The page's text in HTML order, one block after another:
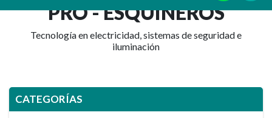
PRO - ESQUINEROS
Tecnología en electricidad, sistemas de seguridad e
iluminación
CATEGORÍAS